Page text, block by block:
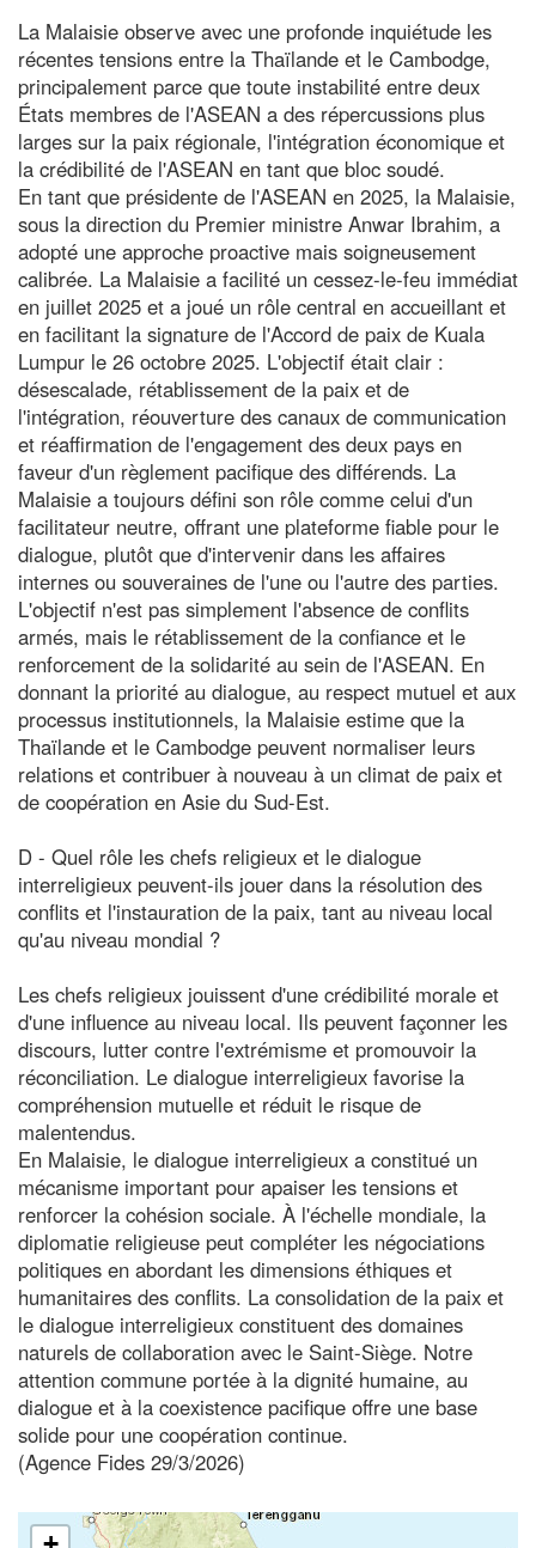
La Malaisie observe avec une profonde inquiétude les
récentes tensions entre la Thaïlande et le Cambodge,
principalement parce que toute instabilité entre deux
États membres de l'ASEAN a des répercussions plus
larges sur la paix régionale, l'intégration économique et
la crédibilité de l'ASEAN en tant que bloc soudé.
En tant que présidente de l'ASEAN en 2025, la Malaisie,
sous la direction du Premier ministre Anwar Ibrahim, a
adopté une approche proactive mais soigneusement
calibrée. La Malaisie a facilité un cessez-le-feu immédiat
en juillet 2025 et a joué un rôle central en accueillant et
en facilitant la signature de l'Accord de paix de Kuala
Lumpur le 26 octobre 2025. L'objectif était clair :
désescalade, rétablissement de la paix et de
l'intégration, réouverture des canaux de communication
et réaffirmation de l'engagement des deux pays en
faveur d'un règlement pacifique des différends. La
Malaisie a toujours défini son rôle comme celui d'un
facilitateur neutre, offrant une plateforme fiable pour le
dialogue, plutôt que d'intervenir dans les affaires
internes ou souveraines de l'une ou l'autre des parties.
L'objectif n'est pas simplement l'absence de conflits
armés, mais le rétablissement de la confiance et le
renforcement de la solidarité au sein de l'ASEAN. En
donnant la priorité au dialogue, au respect mutuel et aux
processus institutionnels, la Malaisie estime que la
Thaïlande et le Cambodge peuvent normaliser leurs
relations et contribuer à nouveau à un climat de paix et
de coopération en Asie du Sud-Est.
D - Quel rôle les chefs religieux et le dialogue
interreligieux peuvent-ils jouer dans la résolution des
conflits et l'instauration de la paix, tant au niveau local
qu'au niveau mondial ?
Les chefs religieux jouissent d'une crédibilité morale et
d'une influence au niveau local. Ils peuvent façonner les
discours, lutter contre l'extrémisme et promouvoir la
réconciliation. Le dialogue interreligieux favorise la
compréhension mutuelle et réduit le risque de
malentendus.
En Malaisie, le dialogue interreligieux a constitué un
mécanisme important pour apaiser les tensions et
renforcer la cohésion sociale. À l'échelle mondiale, la
diplomatie religieuse peut compléter les négociations
politiques en abordant les dimensions éthiques et
humanitaires des conflits. La consolidation de la paix et
le dialogue interreligieux constituent des domaines
naturels de collaboration avec le Saint-Siège. Notre
attention commune portée à la dignité humaine, au
dialogue et à la coexistence pacifique offre une base
solide pour une coopération continue.
(Agence Fides 29/3/2026)